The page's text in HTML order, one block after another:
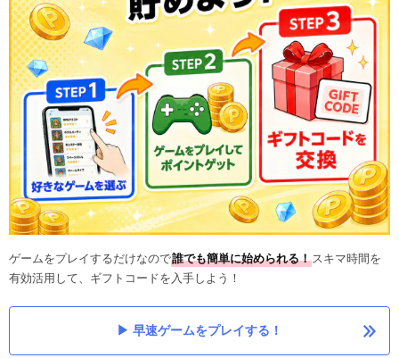
ゲームをプレイするだけなので誰でも簡単に始められる！スキマ時間を
有効活用して、ギフトコードを入手しよう！
早速ゲームをプレイする！